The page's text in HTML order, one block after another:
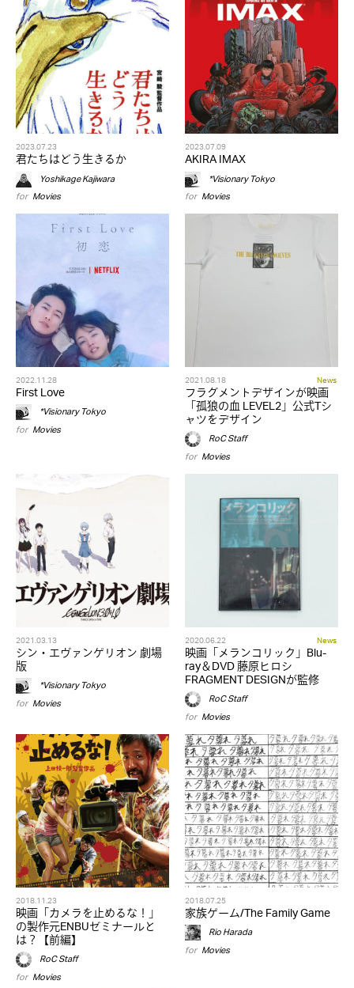
2023.07.23
君たちはどう生きるか
Yoshikage Kajiwara
for Movies
2023.07.09
AKIRA IMAX
*Visionary Tokyo
for Movies
2022.11.28
First Love
*Visionary Tokyo
for Movies
2021.08.18 News
フラグメントデザインが映画
「孤狼の血 LEVEL2」公式Tシ
ャツをデザイン
RoC Staff
for Movies
2021.03.13
シン・エヴァンゲリオン 劇場
版
*Visionary Tokyo
for Movies
2020.06.22 News
映画「メランコリック」Blu-
ray＆DVD 藤原ヒロシ
FRAGMENT DESIGNが監修
RoC Staff
for Movies
2018.11.23
映画「カメラを止めるな！」
の製作元ENBUゼミナールと
は？【前編】
RoC Staff
for Movies
2018.07.25
家族ゲーム/The Family Game
Rio Harada
for Movies